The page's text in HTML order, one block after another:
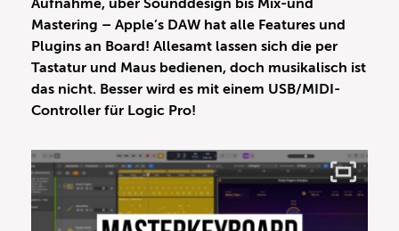
Aufnahme, über Sounddesign bis Mix-und
Mastering – Apple’s DAW hat alle Features und
Plugins an Board! Allesamt lassen sich die per
Tastatur und Maus bedienen, doch musikalisch ist
das nicht. Besser wird es mit einem USB/MIDI-
Controller für Logic Pro!